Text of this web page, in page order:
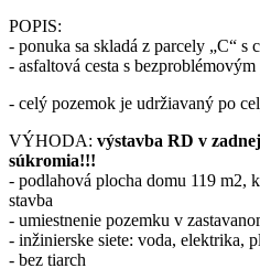
POPIS:
- ponuka sa skladá z parcely „C“ s
- asfaltová cesta s
- celý pozemok je udržiavaný po
VÝHODA: výstavba RD v
súkromia!!!
- podlahová plocha domu 119 m2,
stavba
- umiestnenie pozemku v
- inžinierske siete: voda, elektrika,
- bez tiarch